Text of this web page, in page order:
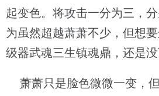
起变色。将攻击一分为三，
为虽然超越萧萧不少，但想
级器武魂三生镇魂鼎，还是没
萧萧只是脸色微微一变，